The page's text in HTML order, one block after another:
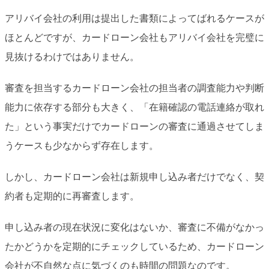
アリバイ会社の利用は提出した書類によってばれるケースが
ほとんどですが、カードローン会社もアリバイ会社を完璧に
見抜けるわけではありません。
審査を担当するカードローン会社の担当者の調査能力や判断
能力に依存する部分も大きく、「在籍確認の電話連絡が取れ
た」という事実だけでカードローンの審査に通過させてしま
うケースも少なからず存在します。
しかし、カードローン会社は新規申し込み者だけでなく、契
約者も定期的に再審査します。
申し込み者の現在状況に変化はないか、審査に不備がなかっ
たかどうかを定期的にチェックしているため、カードローン
会社が不自然な点に気づくのも時間の問題なのです。